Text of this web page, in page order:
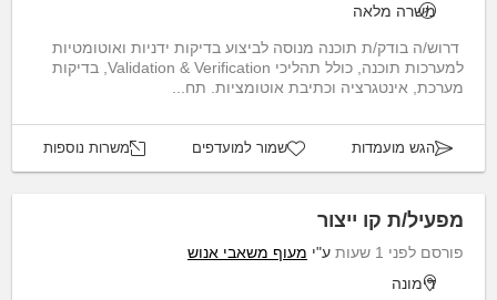
משרה מלאה
דרוש/ה בודק/ת תוכנה מנוסה לביצוע בדיקות ידניות ואוטומטיות
למערכות תוכנה, כולל תהליכי Validation & Verification, בדיקות
מערכת, אינטגרציה וכתיבת אוטומציות. תח...
הגש מועמדות שמור למועדפים משרות נוספות
מפעיל/ת קו ייצור
פורסם לפני 1 שעות ע"י מעוף משאבי אנוש
דימונה